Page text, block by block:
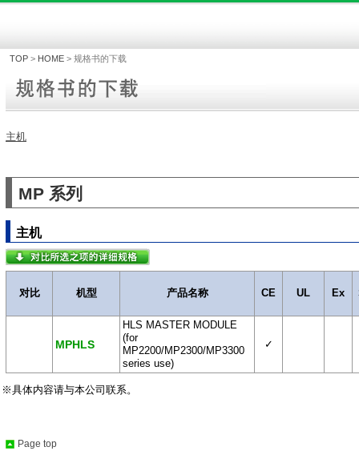
TOP > HOME > 规格书的下载
主机
MP 系列
主机
对比 机型 产品名称 CE UL Ex
MPHLS
HLS MASTER MODULE
(for
MP2200/MP2300/MP3300
series use)
✓
※具体内容请与本公司联系。
Page top